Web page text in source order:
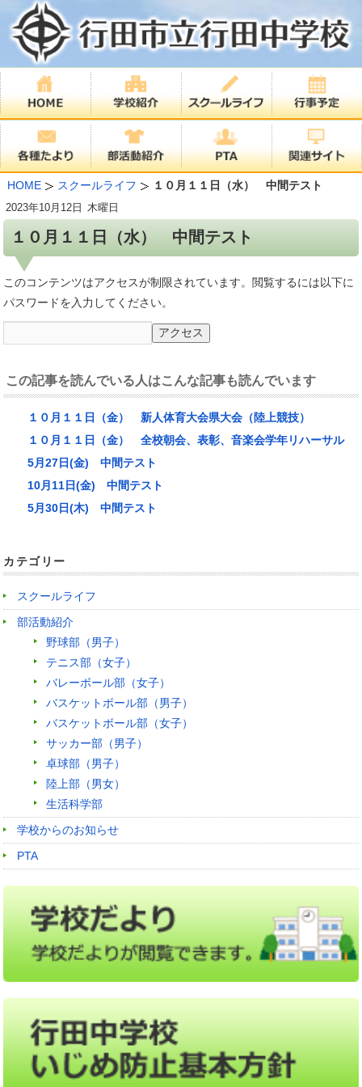
HOME スクールライフ １０月１１日（水） 中間テスト
１０月１１日（水） 中間テスト
2023年10月12日 木曜日
このコンテンツはアクセスが制限されています。閲覧するには以下に
パスワードを入力してください。
この記事を読んでいる人はこんな記事も読んでいます
１０月１１日（金） 新人体育大会県大会（陸上競技）
１０月１１日（金） 全校朝会、表彰、音楽会学年リハーサル
5月27日(金) 中間テスト
10月11日(金) 中間テスト
5月30日(木) 中間テスト
カテゴリー
スクールライフ
部活動紹介
野球部（男子）
テニス部（女子）
バレーボール部（女子）
バスケットボール部（男子）
バスケットボール部（女子）
サッカー部（男子）
卓球部（男子）
陸上部（男女）
生活科学部
学校からのお知らせ
PTA